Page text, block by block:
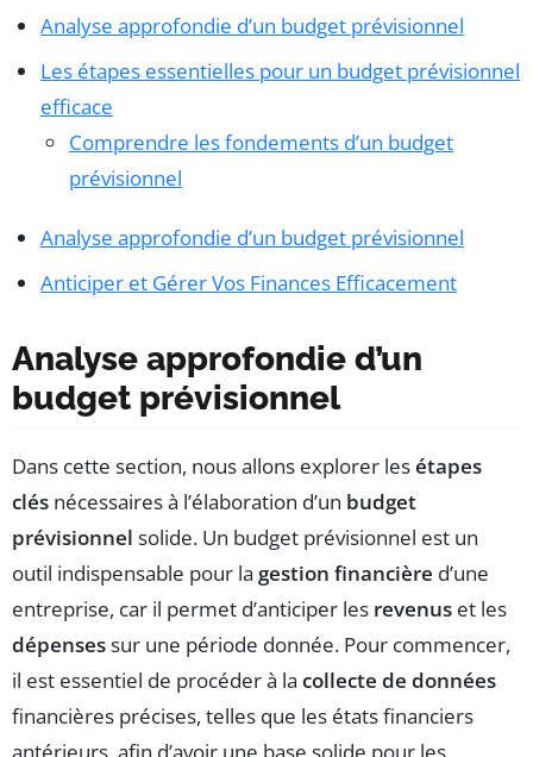
Analyse approfondie d’un budget prévisionnel
Les étapes essentielles pour un budget prévisionnel
efficace
Comprendre les fondements d’un budget
prévisionnel
Analyse approfondie d’un budget prévisionnel
Anticiper et Gérer Vos Finances Efficacement
Analyse approfondie d’un
budget prévisionnel
Dans cette section, nous allons explorer lesétapes
clés nécessaires à l’élaboration d’un budget
prévisionnel solide. Un budget prévisionnel est un
outil indispensable pour la gestion financière d’une
entreprise, car il permet d’anticiper les revenus et les
dépensessur une période donnée. Pour commencer,
il est essentiel de procéder à la collecte de données
financières précises, telles que les états financiers